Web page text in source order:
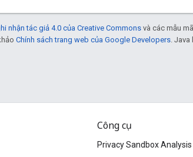
nhận tác giả 4.0 của Creative Commons và các mẫu
Chính sách trang web của Google Developers. Java
Công cụ
Privacy Sandbox Analysis